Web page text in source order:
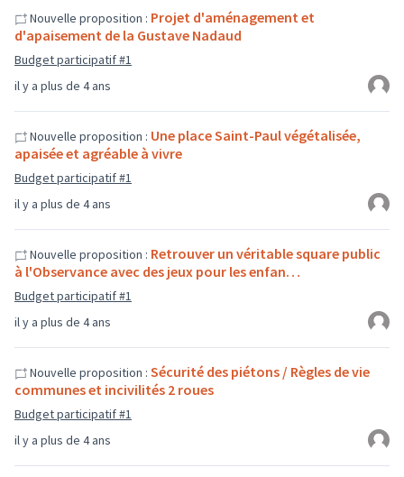
il y a plus de 4 ans
Nouvelle proposition : Projet d'aménagement et
d'apaisement de la Gustave Nadaud
Budget participatif #1
il y a plus de 4 ans
Nouvelle proposition : Une place Saint-Paul végétalisée,
apaisée et agréable à vivre
Budget participatif #1
il y a plus de 4 ans
Nouvelle proposition : Retrouver un véritable square public
à l'Observance avec des jeux pour les enfan…
Budget participatif #1
il y a plus de 4 ans
Nouvelle proposition : Sécurité des piétons / Règles de vie
communes et incivilités 2 roues
Budget participatif #1